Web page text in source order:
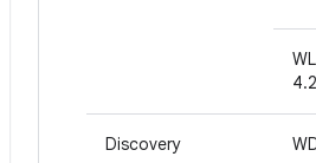
4.2
Discovery